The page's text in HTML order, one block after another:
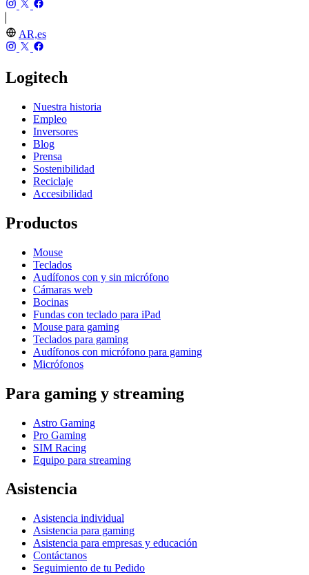
AR,es
Logitech
Nuestra historia
Empleo
Inversores
Blog
Prensa
Sostenibilidad
Reciclaje
Accesibilidad
Productos
Mouse
Teclados
Audífonos con y sin micrófono
Cámaras web
Bocinas
Fundas con teclado para iPad
Mouse para gaming
Teclados para gaming
Audífonos con micrófono para gaming
Micrófonos
Para gaming y streaming
Astro Gaming
Pro Gaming
SIM Racing
Equipo para streaming
Asistencia
Asistencia individual
Asistencia para gaming
Asistencia para empresas y educación
Contáctanos
Seguimiento de tu Pedido